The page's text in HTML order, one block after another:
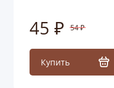
45 ₽ 54 ₽
Купить